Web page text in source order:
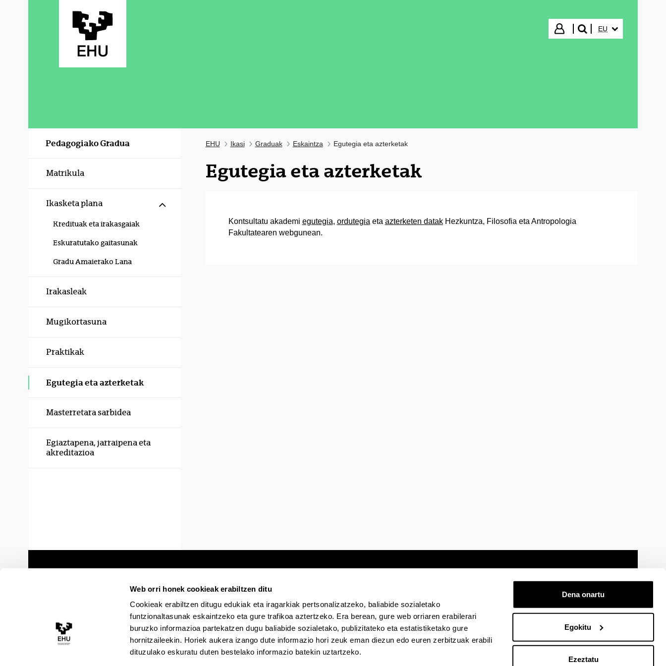
Web orri honek cookieak erabiltzen ditu
Cookieak erabiltzen ditugu edukiak eta iragarkiak pertsonalizatzeko, baliabide sozialetako
funtzionaltasunak eskaintzeko eta gure trafikoa aztertzeko. Era berean, gure web orriaren erabilerari
buruzko informazioa partekatzen dugu baliabide sozialetako, publizitateko eta estatistiketako gure
hornitzaileekin. Horiek aukera izango dute informazio hori zeuk eman diezun edo euren zerbitzuak erabili
dituzulako eskuratu duten bestelako informazio batekin uztartzeko.
Dena onartu
Egokitu
Ezeztatu
Hasi saioa
bilatu"
EU
Pedagogiako Gradua
Matrikula
Ikasketa plana Erakutsi/izkutatu azpiorriak
Kredituak eta irakasgaiak
Eskuratutako gaitasunak
Gradu Amaierako Lana
Irakasleak
Mugikortasuna
Praktikak
Egutegia eta azterketak
Masterretara sarbidea
Egiaztapena, jarraipena eta
akreditazioa
EHU Ikasi Graduak Eskaintza Egutegia eta azterketak
Egutegia eta azterketak
Kontsultatu akademi egutegia, ordutegia eta azterketen datakHezkuntza, Filosofia eta Antropologia
Fakultatearen webgunean.
Egoitza elektronikoa Irisgarritasuna Lege oharra Laguntza Kontaktua
EHU Tiktok-enEHU Bluesky-nEHU Facebook-enEHU Linkedin-enEHU Instagram-enEHU Youtube-enEHU Vimeo-enEHU Flickr-en